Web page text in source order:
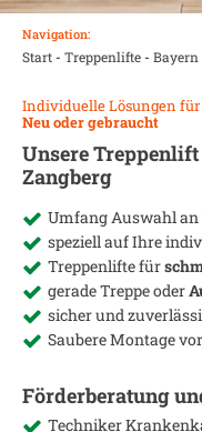
Navigation:
Start- Treppenlifte- Bayern
Individuelle Lösungen für
Neu oder gebraucht
Unsere
Zangberg
Umfang Auswahl an
speziell auf Ihre
Treppenlifte für
gerade Treppe oder
sicher und
Saubere Montage
Förderberatung
Techniker